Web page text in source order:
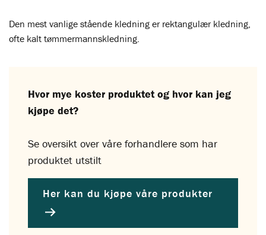
Den mest vanlige stående kledning er rektangulær kledning,
ofte kalt tømmermannskledning.
Hvor mye koster produktet og hvor kan jeg
kjøpe det?
Se oversikt over våre forhandlere som har
produktet utstilt
Her kan du kjøpe våre produkter